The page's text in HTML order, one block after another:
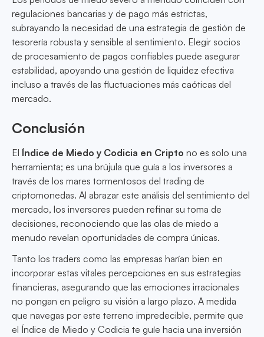
regulaciones bancarias y de pago más estrictas,
subrayando la necesidad de una estrategia de gestión de
tesorería robusta y sensible al sentimiento. Elegir socios
de procesamiento de pagos confiables puede asegurar
estabilidad, apoyando una gestión de liquidez efectiva
incluso a través de las fluctuaciones más caóticas del
mercado.
Conclusión
El Índice de Miedo y Codicia en Cripto no es solo una
herramienta; es una brújula que guía a los inversores a
través de los mares tormentosos del trading de
criptomonedas. Al abrazar este análisis del sentimiento del
mercado, los inversores pueden refinar su toma de
decisiones, reconociendo que las olas de miedo a
menudo revelan oportunidades de compra únicas.
Tanto los traders como las empresas harían bien en
incorporar estas vitales percepciones en sus estrategias
financieras, asegurando que las emociones irracionales
no pongan en peligro su visión a largo plazo. A medida
que navegas por este terreno impredecible, permite que
el Índice de Miedo y Codicia te guíe hacia una inversión